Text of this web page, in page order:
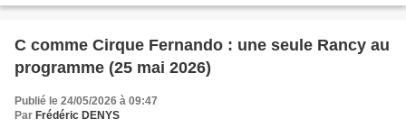
C comme Cirque Fernando : une seule Rancy au
programme (25 mai 2026)
Publié le 24/05/2026 à 09:47
Par Frédéric DENYS